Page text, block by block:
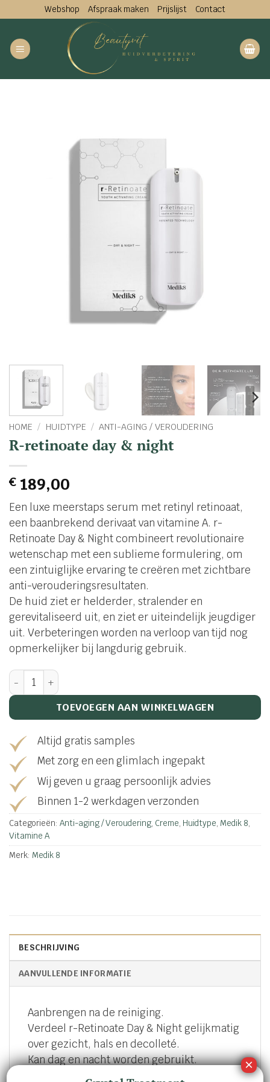
naar
inhoud
Webshop Afspraak maken Prijslijst Contact
HOME / HUIDTYPE / ANTI-AGING / VEROUDERING
R-retinoate day & night
€189,00
Een luxe meerstaps serum met retinyl retinoaat,
een baanbrekend derivaat van vitamine A. r-
Retinoate Day & Night combineert revolutionaire
wetenschap met een sublieme formulering, om
een zintuiglijke ervaring te creëren met zichtbare
anti-verouderingsresultaten.
De huid ziet er helderder, stralender en
gerevitaliseerd uit, en ziet er uiteindelijk jeugdiger
uit. Verbeteringen worden na verloop van tijd nog
opmerkelijker bij langdurig gebruik.
R-retinoate day & night aantal
TOEVOEGEN AAN WINKELWAGEN
Altijd gratis samples
Met zorg en een glimlach ingepakt
Wij geven u graag persoonlijk advies
Binnen 1-2 werkdagen verzonden
Categorieën: Anti-aging / Veroudering, Creme, Huidtype, Medik 8,
Vitamine A
Merk: Medik 8
BESCHRIJVING
AANVULLENDE INFORMATIE
Aanbrengen na de reiniging.
Verdeel r-Retinoate Day & Night gelijkmatig
over gezicht, hals en decolleté.
Kan dag en nacht worden gebruikt.